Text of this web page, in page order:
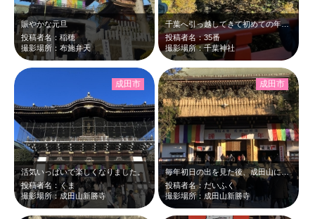
賑やかな元旦
投稿者名：稲穂
撮影場所：布施弁天
千葉へ引っ越してきて初めての年末年始、家族で初詣へ。荘厳な雰囲気の中、多少空気…
投稿者名：35番
撮影場所：千葉神社
活気いっぱいで楽しくなりました。
投稿者名：くま
撮影場所：成田山新勝寺
成田市
毎年初日の出を見た後、成田山に初詣に行きます。朝7時頃が狙い目です。
投稿者名：だいふく
撮影場所：成田山新勝寺
成田市